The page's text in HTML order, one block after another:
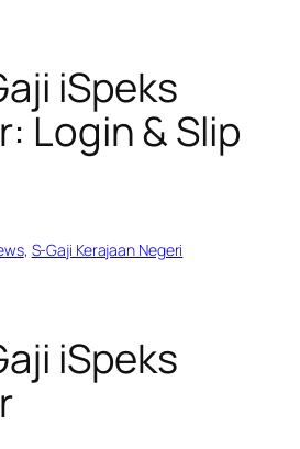
iSpeks
Login & Slip
, S-Gaji Kerajaan Negeri
iSpeks